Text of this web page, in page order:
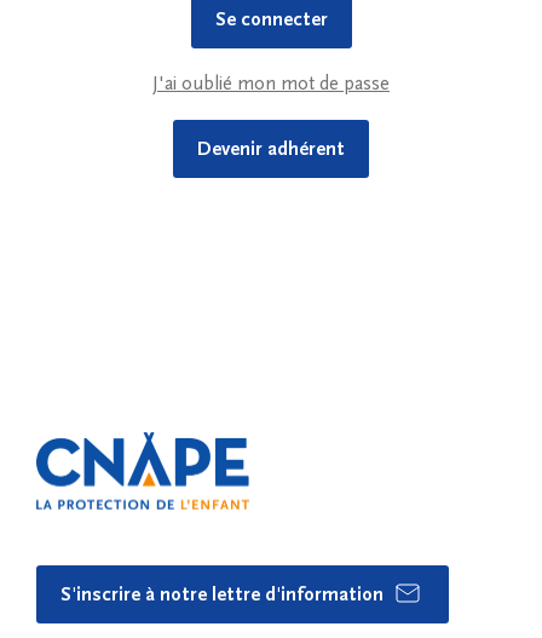
J'ai oublié mon mot de passe
Devenir adhérent
S'inscrire à notre lettre d'information